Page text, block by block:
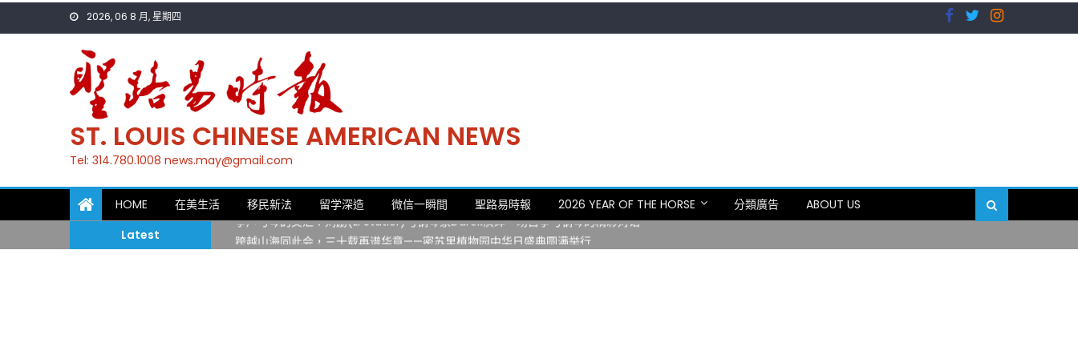
2026, 06 8 月, 星期四
ST. LOUIS CHINESE AMERICAN NEWS
Tel: 314.780.1008 news.may@gmail.com
HOME 在美生活 移民新法 留学深造 微信一瞬間 聖路易時報 2026 YEAR OF THE HORSE 分類廣告
ABOUT US
Latest
一晃三十年，初夏又相逢。中华日，等你来赴约 —— 密苏里植物园“中华日三十周年特别报道（五）
筝声与琴韵交汇：刘励(Li Statler)与钢琴家Darek演绎一场古筝与钢琴的精彩对话
跨越山海同此会，三十载再谱华章——密苏里植物园中华日盛典圆满举行